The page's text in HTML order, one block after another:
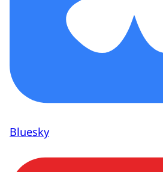
Bluesky